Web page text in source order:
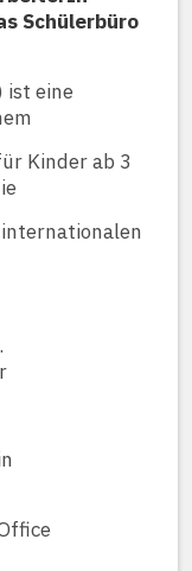
Schülerbüro
ist eine
Kinder ab 3